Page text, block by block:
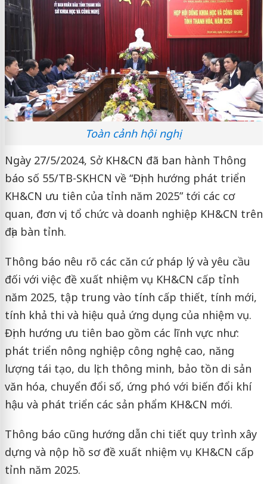
Toàn cảnh hội nghị
Ngày 27/5/2024, Sở KH&CN đã ban hành Thông
báo số 55/TB-SKHCN về “Định hướng phát triển
KH&CN ưu tiên của tỉnh năm 2025” tới các cơ
quan, đơn vị, tổ chức và doanh nghiệp KH&CN trên
địa bàn tỉnh.
Thông báo nêu rõ các căn cứ pháp lý và yêu cầu
đối với việc đề xuất nhiệm vụ KH&CN cấp tỉnh
năm 2025, tập trung vào tính cấp thiết, tính mới,
tính khả thi và hiệu quả ứng dụng của nhiệm vụ.
Định hướng ưu tiên bao gồm các lĩnh vực như:
phát triển nông nghiệp công nghệ cao, năng
lượng tái tạo, du lịch thông minh, bảo tồn di sản
văn hóa, chuyển đổi số, ứng phó với biến đổi khí
hậu và phát triển các sản phẩm KH&CN mới.
Thông báo cũng hướng dẫn chi tiết quy trình xây
dựng và nộp hồ sơ đề xuất nhiệm vụ KH&CN cấp
tỉnh năm 2025.